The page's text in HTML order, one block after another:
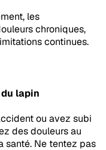
les
chroniques,
continues.
lapin
ou avez subi
des douleurs au
santé. Ne tentez pas